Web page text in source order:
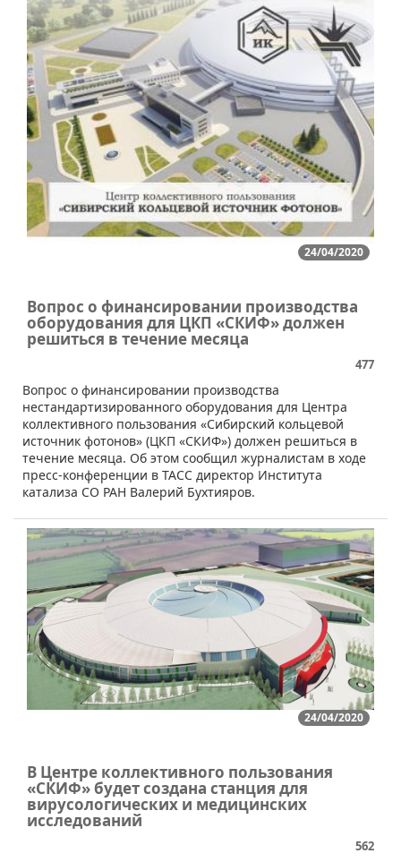
24/04/2020
Вопрос о финансировании производства
оборудования для ЦКП «СКИФ» должен
решиться в течение месяца
477
​Вопрос о финансировании производства
нестандартизированного оборудования для Центра
коллективного пользования «Сибирский кольцевой
источник фотонов» (ЦКП «СКИФ») должен решиться в
течение месяца. Об этом сообщил журналистам в ходе
пресс-конференции в ТАСС директор Института
катализа СО РАН Валерий Бухтияров.
24/04/2020
В Центре коллективного пользования
«СКИФ» будет создана станция для
вирусологических и медицинских
исследований
562